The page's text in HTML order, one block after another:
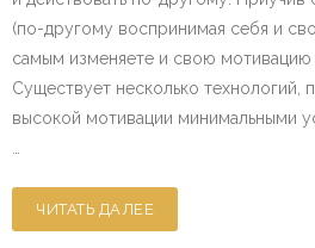
(по-другому воспринимая себя и
самым изменяете и свою мотивацию
Существует несколько технологий,
высокой мотивации минимальными
ЧИТАТЬ ДАЛЕЕ